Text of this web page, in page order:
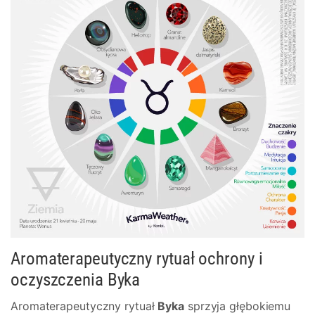
Aromaterapeutyczny rytuał ochrony i
oczyszczenia Byka
Aromaterapeutyczny rytuał Byka sprzyja głębokiemu